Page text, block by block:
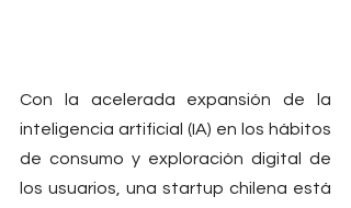
Con la acelerada expansión de la
inteligencia artificial (IA) en los hábitos
de consumo y exploración digital de
los usuarios, una startup chilena está